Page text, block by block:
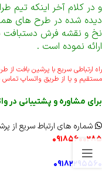
و در کلام آخر اینکه تیم
دیده شده در طرح های
نخ و نقشه فرش دستبافت
ارائه نموده است .
راه ارتباطی سریع با پرشین بافت
مستقیم و یا از طریق واتساپ تماس
برای مشاوره و پشتیبانی در
شماره های ارتباط سریع از
۰۹۱۸۵۶۰۰۲۸۵
۰۹۱۸۲۲۹۵۵۶۰